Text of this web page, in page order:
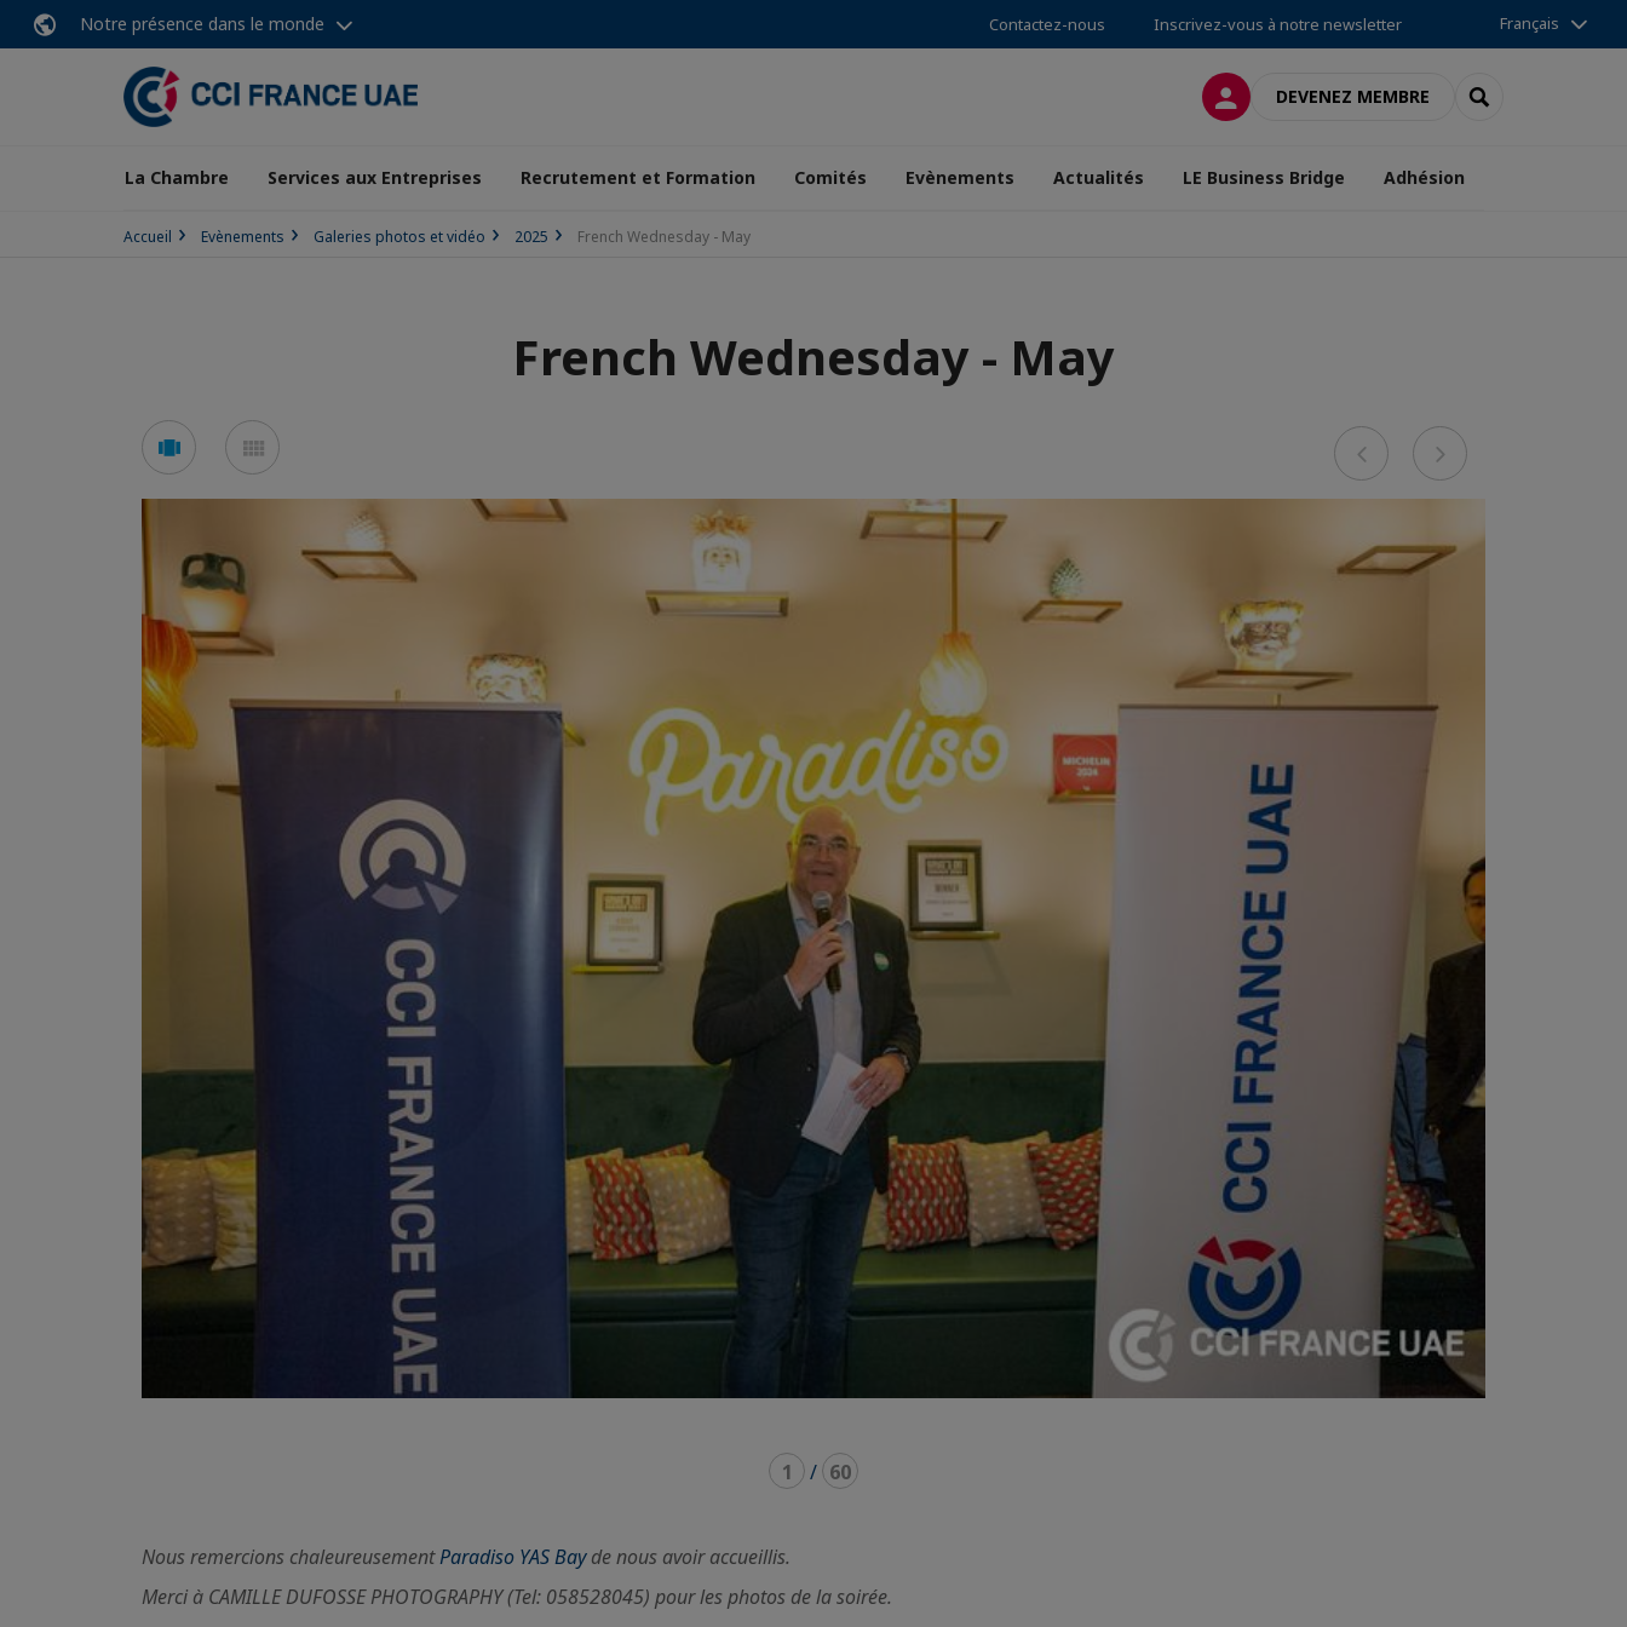
Notre présence dans le monde Contactez-nous Inscrivez-vous à notre newsletter Français
CONNEXIONDEVENEZ MEMBRE RECHERCHER
La Chambre Services aux Entreprises Recrutement et Formation Comités Evènements Actualités LE Business Bridge Adhésion
Accueil Evènements Galeries photos et vidéo 2025 French Wednesday - May
French Wednesday - May
Voir
en
en
mosaïque
Previous
1 / 60
Nous remercions chaleureusementParadiso YAS Bayde nous avoir accueillis.
Merci à CAMILLE DUFOSSE PHOTOGRAPHY (Tel: 058528045) pour les photos de la soirée.